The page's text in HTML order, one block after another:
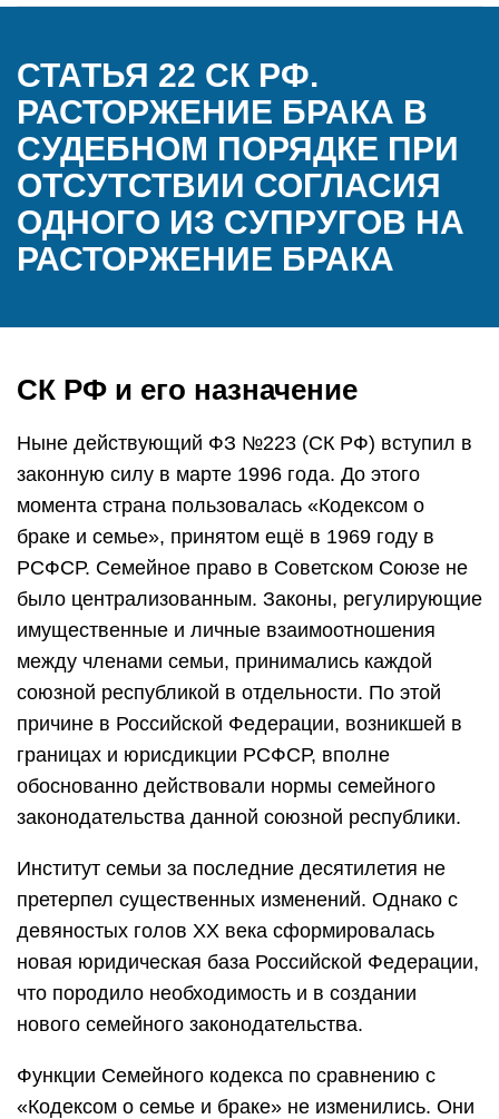
СТАТЬЯ 22 СК РФ.
РАСТОРЖЕНИЕ БРАКА В
СУДЕБНОМ ПОРЯДКЕ ПРИ
ОТСУТСТВИИ СОГЛАСИЯ
ОДНОГО ИЗ СУПРУГОВ НА
РАСТОРЖЕНИЕ БРАКА
СК РФ и его назначение
Ныне действующий ФЗ №223 (СК РФ) вступил в
законную силу в марте 1996 года. До этого
момента страна пользовалась «Кодексом о
браке и семье», принятом ещё в 1969 году в
РСФСР. Семейное право в Советском Союзе не
было централизованным. Законы, регулирующие
имущественные и личные взаимоотношения
между членами семьи, принимались каждой
союзной республикой в отдельности. По этой
причине в Российской Федерации, возникшей в
границах и юрисдикции РСФСР, вполне
обоснованно действовали нормы семейного
законодательства данной союзной республики.
Институт семьи за последние десятилетия не
претерпел существенных изменений. Однако с
девяностых голов XX века сформировалась
новая юридическая база Российской Федерации,
что породило необходимость и в создании
нового семейного законодательства.
Функции Семейного кодекса по сравнению с
«Кодексом о семье и браке» не изменились. Они